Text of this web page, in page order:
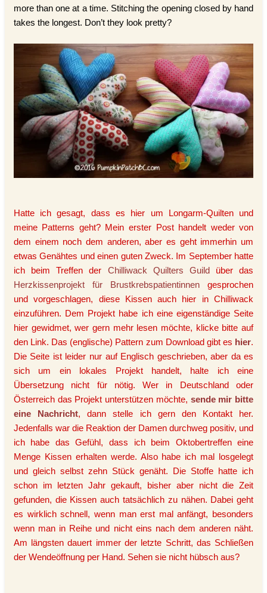
more than one at a time. Stitching the opening closed by hand
takes the longest. Don’t they look pretty?
Hatte ich gesagt, dass es hier um Longarm-Quilten und
meine Patterns geht? Mein erster Post handelt weder von
dem einem noch dem anderen, aber es geht immerhin um
etwas Genähtes und einen guten Zweck. Im September hatte
ich beim Treffen der Chilliwack Quilters Guild
über das
Herzkissenprojekt für Brustkrebspatientinnen gesprochen
und vorgeschlagen, diese Kissen auch hier in Chilliwack
einzuführen. Dem Projekt habe ich eine eigenständige Seite
hier gewidmet, wer gern mehr lesen möchte, klicke bitte auf
den Link. Das (englische) Pattern zum Download gibt es hier.
Die Seite ist leider nur auf Englisch geschrieben, aber da es
sich um ein lokales Projekt handelt, halte ich eine
Übersetzung nicht für nötig. Wer in Deutschland oder
Österreich das Projekt unterstützen möchte, sende mir bitte
eine Nachricht, dann stelle ich gern den Kontakt her.
Jedenfalls war die Reaktion der Damen durchweg positiv, und
ich habe das Gefühl, dass ich beim Oktobertreffen eine
Menge Kissen erhalten werde. Also habe ich mal losgelegt
und gleich selbst zehn Stück genäht. Die Stoffe hatte ich
schon im letzten Jahr gekauft, bisher aber nicht die Zeit
gefunden, die Kissen auch tatsächlich zu nähen. Dabei geht
es wirklich schnell, wenn man erst mal anfängt, besonders
wenn man in Reihe und nicht eins nach dem anderen näht.
Am längsten dauert immer der letzte Schritt, das Schließen
der Wendeöffnung per Hand. Sehen sie nicht hübsch aus?